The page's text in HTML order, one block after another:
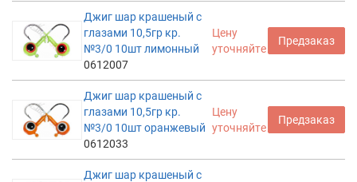
Джиг шар крашеный с
глазами 10,5гр кр.
№3/0 10шт лимонный
0612007
Цену
уточняйте
Предзаказ
Джиг шар крашеный с
глазами 10,5гр кр.
№3/0 10шт оранжевый
0612033
Цену
уточняйте
Предзаказ
Джиг шар крашеный с